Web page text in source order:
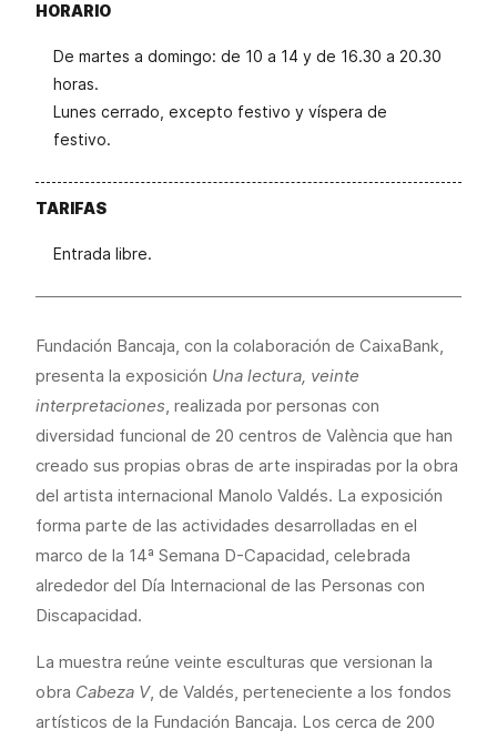
HORARIO
De martes a domingo: de 10 a 14 y de 16.30 a 20.30
horas.
Lunes cerrado, excepto festivo y víspera de
festivo.
TARIFAS
Entrada libre.
Fundación Bancaja, con la colaboración de CaixaBank,
presenta la exposición Una lectura, veinte
interpretaciones, realizada por personas con
diversidad funcional de 20 centros de València que han
creado sus propias obras de arte inspiradas por la obra
del artista internacional Manolo Valdés. La exposición
forma parte de las actividades desarrolladas en el
marco de la 14ª Semana D-Capacidad, celebrada
alrededor del Día Internacional de las Personas con
Discapacidad.
La muestra reúne veinte esculturas que versionan la
obra Cabeza V, de Valdés, perteneciente a los fondos
artísticos de la Fundación Bancaja. Los cerca de 200